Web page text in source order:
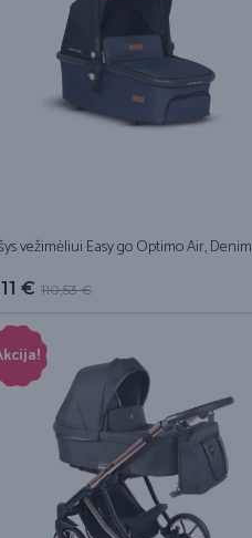
vežimėliui Easy go Optimo Air, Denim
110,53€
€